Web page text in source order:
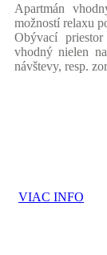
Apartmán
možností relaxu
Obývací
vhodný nielen
návštevy, resp.
VIAC INFO